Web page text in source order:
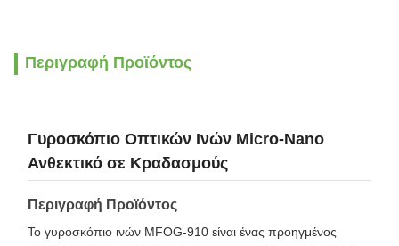
Περιγραφή Προϊόντος
Γυροσκόπιο Οπτικών Ινών Micro-Nano
Ανθεκτικό σε Κραδασμούς
Περιγραφή Προϊόντος
Το γυροσκόπιο ινών MFOG-910 είναι ένας προηγμένος